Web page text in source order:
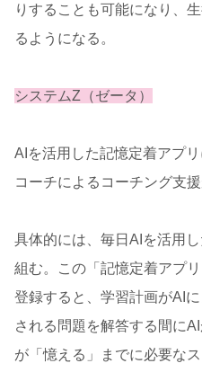
りすることも可能になり、
るようになる。
システムZ（ゼータ）
AIを活用した記憶定着アプ
コーチによるコーチング支
具体的には、毎日AIを活用
組む。この「記憶定着アプ
登録すると、学習計画がAI
される問題を解答する間に
が「憶える」までに必要な